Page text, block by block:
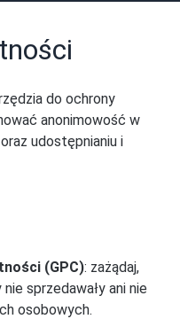
do ochrony
anonimowość w
udostępnianiu i
(GPC): zażądaj,
sprzedawały ani nie
osobowych.